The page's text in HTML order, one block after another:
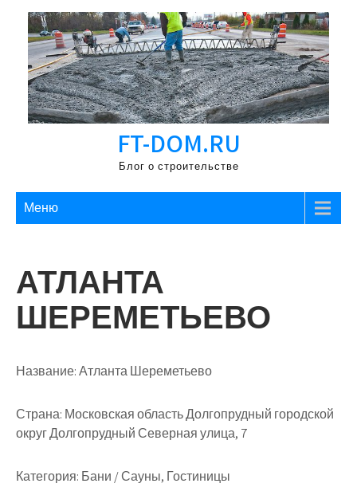
Перейти
содержимому
FT-DOM.RU
Блог о строительстве
Меню
АТЛАНТА
ШЕРЕМЕТЬЕВО
Название:Атланта Шереметьево
Страна: Московская область Долгопрудный городской
округ Долгопрудный Северная улица, 7
Категория: Бани / Сауны, Гостиницы